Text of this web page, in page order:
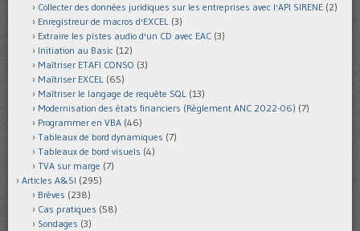
Collecter des données juridiques sur les entreprises avec l'API SIRENE (2)
Enregistreur de macros d'EXCEL (3)
Extraire les pistes audio d'un CD avec EAC (3)
Initiation au Basic (12)
Maîtriser ETAFI CONSO (3)
Maîtriser EXCEL (65)
Maîtriser le langage de requête SQL (13)
Modernisation des états financiers (Règlement ANC 2022-06) (7)
Programmer en VBA (46)
Tableaux de bord dynamiques (7)
Tableaux de bord visuels (4)
TVA sur marge (7)
Articles A&SI (295)
Brèves (238)
Cas pratiques (58)
Sondages (3)